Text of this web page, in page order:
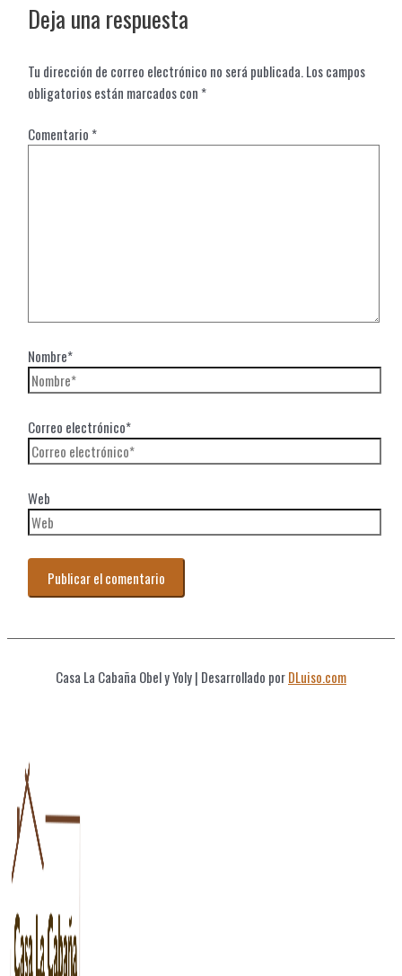
Deja una respuesta
Tu dirección de correo electrónico no será publicada.Los campos
obligatorios están marcados con *
Comentario *
Nombre*
Correo electrónico*
Web
Casa La Cabaña Obel y Yoly| Desarrollado porDLuiso.com